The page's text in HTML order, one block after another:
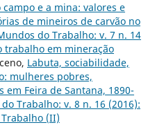
campo e a mina: valores e
de mineiros de carvão no
do Trabalho: v. 7 n. 14
trabalho em mineração
Labuta, sociabilidade,
mulheres pobres,
Feira de Santana, 1890-
Trabalho: v. 8 n. 16 (2016):
(II)